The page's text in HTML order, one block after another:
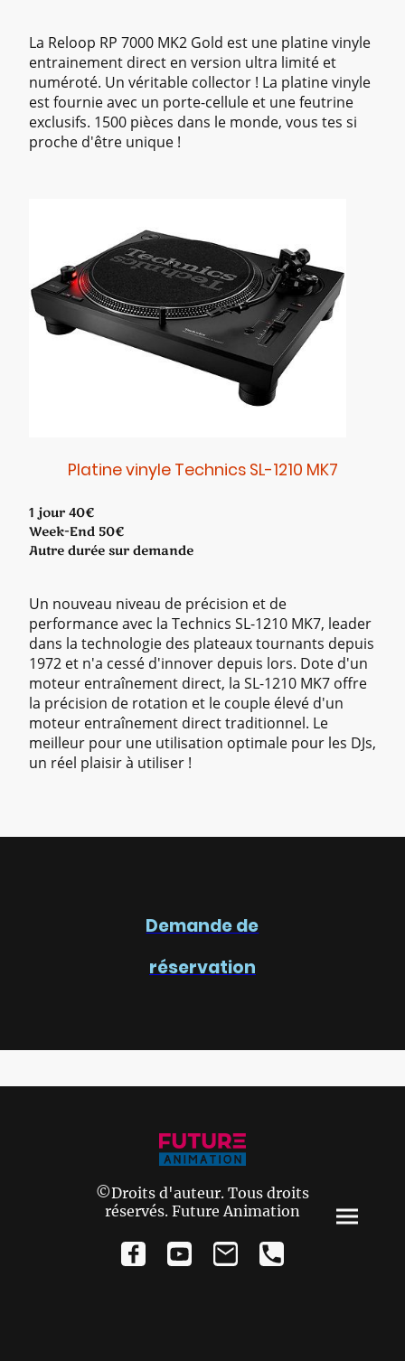
La Reloop RP 7000 MK2 Gold est une platine vinyle
entrainement direct en version ultra limité et
numéroté. Un véritable collector ! La platine vinyle
est fournie avec un porte-cellule et une feutrine
exclusifs. 1500 pièces dans le monde, vous tes si
proche d'être unique !
Platine vinyle Technics SL-1210 MK7
1 jour 40€
Week-End 50€
Autre durée sur demande
Un nouveau niveau de précision et de
performance avec la Technics SL-1210 MK7, leader
dans la technologie des plateaux tournants depuis
1972 et n'a cessé d'innover depuis lors. Dote d'un
moteur entraînement direct, la SL-1210 MK7 offre
la précision de rotation et le couple élevé d'un
moteur entraînement direct traditionnel. Le
meilleur pour une utilisation optimale pour les DJs,
un réel plaisir à utiliser !
Demande de
réservation
©Droits d'auteur. Tous droits
réservés. Future Animation